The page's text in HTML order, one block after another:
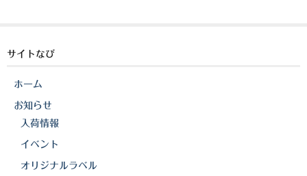
さつま無双
三和酒造
丸西酒造
神川酒造
吹上焼酎
b
o
o
k
サイトなび
ホーム
お知らせ
入荷情報
イベント
オリジナルラベル